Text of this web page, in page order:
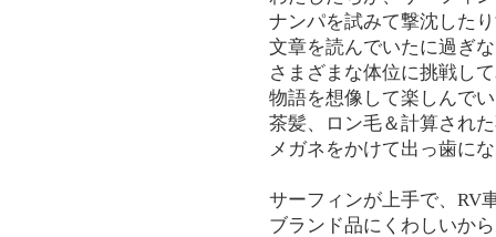
ナンパを試みて撃沈した
文章を読んでいたに過ぎ
さまざまな体位に挑戦し
物語を想像して楽しんで
茶髪、ロン毛＆計算され
メガネをかけて出っ歯に
サーフィンが上手で、RV
ブランド品にくわしいか